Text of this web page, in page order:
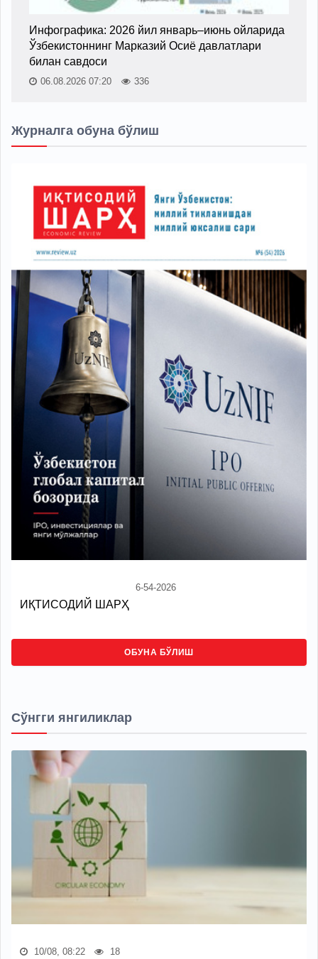
Инфографика: 2026 йил январь–июнь ойларида
Ўзбекистоннинг Марказий Осиё давлатлари
билан савдоси
06.08.2026 07:20 336
Журналга обуна бўлиш
6-54-2026
ИҚТИСОДИЙ ШАРҲ
ОБУНА БЎЛИШ
Сўнгги янгиликлар
10/08, 08:22 18